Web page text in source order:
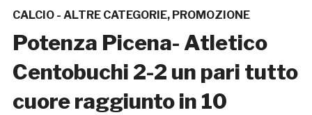
CALCIO - ALTRE CATEGORIE, PROMOZIONE
Potenza Picena- Atletico
Centobuchi 2-2 un pari tutto
cuore raggiunto in 10